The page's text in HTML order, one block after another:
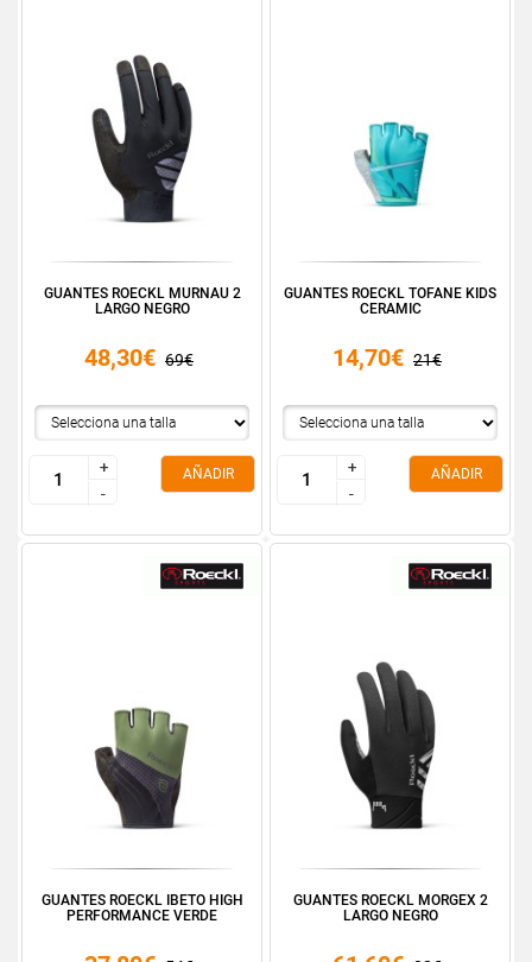
GUANTES ROECKL MURNAU 2
LARGO NEGRO
48,30€ 69€
+
-
+
-
AÑADIR
GUANTES ROECKL TOFANE KIDS
CERAMIC
14,70€ 21€
+
-
+
-
AÑADIR
GUANTES ROECKL IBETO HIGH
PERFORMANCE VERDE
GUANTES ROECKL MORGEX 2
LARGO NEGRO